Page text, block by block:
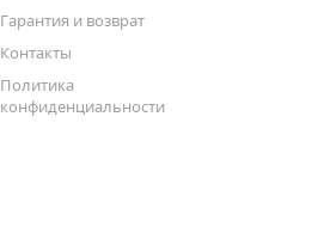
Гарантия и возврат
Контакты
Политика
конфиденциальности